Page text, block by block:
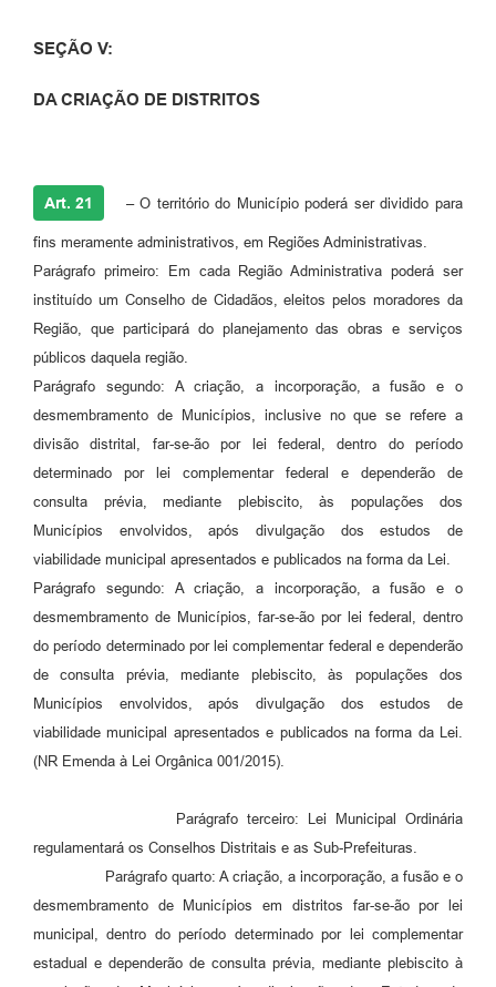
SEÇÃO V:
DA CRIAÇÃO DE DISTRITOS
Art. 21 – O território do Município poderá ser dividido para
fins meramente administrativos, em Regiões Administrativas.
Parágrafo primeiro: Em cada Região Administrativa poderá ser
instituído um Conselho de Cidadãos, eleitos pelos moradores da
Região, que participará do planejamento das obras e serviços
públicos daquela região.
Parágrafo segundo: A criação, a incorporação, a fusão e o
desmembramento de Municípios, inclusive no que se refere a
divisão distrital, far-se-ão por lei federal, dentro do período
determinado por lei complementar federal e dependerão de
consulta prévia, mediante plebiscito, às populações dos
Municípios envolvidos, após divulgação dos estudos de
viabilidade municipal apresentados e publicados na forma da Lei.
Parágrafo segundo: A criação, a incorporação, a fusão e o
desmembramento de Municípios, far-se-ão por lei federal, dentro
do período determinado por lei complementar federal e dependerão
de consulta prévia, mediante plebiscito, às populações dos
Municípios envolvidos, após divulgação dos estudos de
viabilidade municipal apresentados e publicados na forma da Lei.
(NR Emenda à Lei Orgânica 001/2015).
Parágrafo terceiro: Lei Municipal Ordinária
regulamentará os Conselhos Distritais e as Sub-Prefeituras.
Parágrafo quarto: A criação, a incorporação, a fusão e o
desmembramento de Municípios em distritos far-se-ão por lei
municipal, dentro do período determinado por lei complementar
estadual e dependerão de consulta prévia, mediante plebiscito à